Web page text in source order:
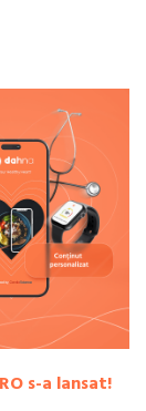
s-a lansat!